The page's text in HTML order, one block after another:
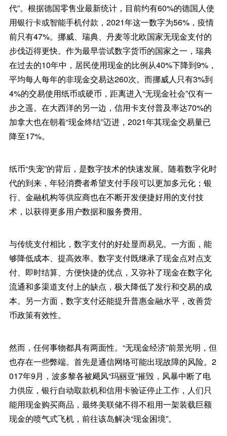
代”。根据德国零售业最新统计，目前约有60%的德国人使
用银行卡或智能手机付款，2021年这一数字为56%，疫情
前只有47%。挪威、瑞典、丹麦等北欧国家无现金支付的
步伐迈得更快。作为最早尝试数字货币的国家之一，瑞典
在过去的10年中，居民使用现金的比例从40%下降到9%，
平均每人每年的非现金交易达260次。而挪威人只有3%到
4%的交易使用纸币或硬币，距离进入“无现金社会”仅有一
步之遥。在大西洋的另一边，信用卡支付普及率达70%的
加拿大也在朝着“现金终结”迈进，2021年其现金交易量已
降至17%。
纸币“失宠”的背后，是数字技术的快速发展。随着数字化时
代的到来，年轻消费者希望支付手段可以更加多元化；银
行、金融机构等供应商也在不断开发便捷好用的支付技
术，以获得更多用户数据和服务费用。
与传统支付相比，数字支付的好处显而易见。一方面，能
够降低成本、提高效率。数字支付既继承了现金点对点支
付、即时结算、方便快捷的优点，又弥补了现金在数字化
流通和多渠道支付上的缺点，极大降低了发行和交易的成
本。另一方面，数字支付还能提升普惠金融水平，改善货
币政策有效性。
然而，任何事物都具有两面性。“无现金经济”前景光明，但
也存在一些弊端。首先是通信网络可能出现故障的风险。2
017年9月，波多黎各被飓风“玛丽亚”摧毁，风暴中断了电
力供应，银行自动取款机和信用卡验证停止工作，人们只
能用现金购买商品，最终美联储不得不租用一架装载巨额
现金的喷气式飞机，前往该岛解决“现金困境”。